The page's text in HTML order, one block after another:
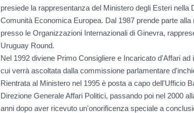
presiede la rappresentanza del Ministero degli Esteri nella
Comunità Economica Europea. Dal 1987 prende parte
presso le Organizzazioni Internazionali di Ginevra,
Uruguay Round.
Nel 1992 diviene Primo Consigliere e Incaricato d'Affari
cui verrà ascoltata dalla commissione parlamentare
Rientrata al Ministero nel 1995 è posta a capo dell'Ufficio
Direzione Generale Affari Politici, passando poi nel 2000
anni dopo aver ricevuto un'onorificenza speciale a